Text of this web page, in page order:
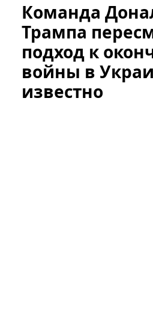
Команда
Трампа
подход к
войны в
известно